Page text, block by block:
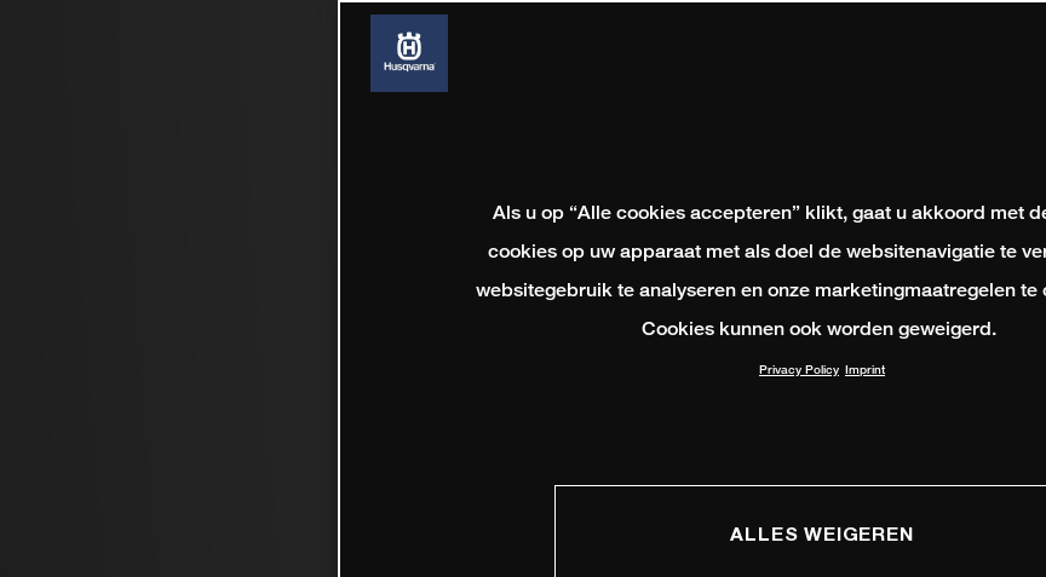
Als u op “Alle cookies accepteren” klikt, gaat u akkoord met
cookies op uw apparaat met als doel de websitenavigatie te
websitegebruik te analyseren en onze marketingmaatregelen te
Cookies kunnen ook worden geweigerd.
Privacy Policy Imprint
ALLES WEIGEREN